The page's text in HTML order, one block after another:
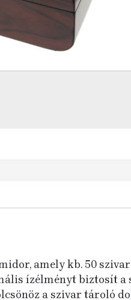
amely kb. 50
ízélményt biztosít
a szivar tároló